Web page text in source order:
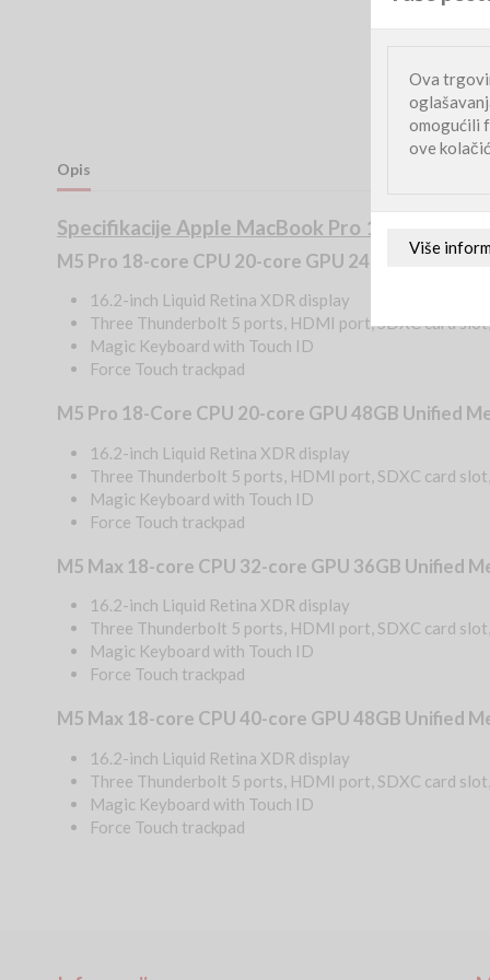
Opis
Specifikacije Apple MacBook Pro 16" M5 Pro i
M5 Pro 18-core CPU 20-core GPU 24GB Unified
16.2-inch Liquid Retina XDR display
Three Thunderbolt 5 ports, HDMI port, SDXC card
Magic Keyboard with Touch ID
Force Touch trackpad
M5 Pro 18-Core CPU 20-core GPU 48GB Unified
16.2-inch Liquid Retina XDR display
Three Thunderbolt 5 ports, HDMI port, SDXC card
Magic Keyboard with Touch ID
Force Touch trackpad
M5 Max 18-core CPU 32-core GPU 36GB Unified
16.2-inch Liquid Retina XDR display
Three Thunderbolt 5 ports, HDMI port, SDXC card
Magic Keyboard with Touch ID
Force Touch trackpad
M5 Max 18-core CPU 40-core GPU 48GB Unified
16.2-inch Liquid Retina XDR display
Three Thunderbolt 5 ports, HDMI port, SDXC card
Magic Keyboard with Touch ID
Force Touch trackpad
Ova
omogućili
ove